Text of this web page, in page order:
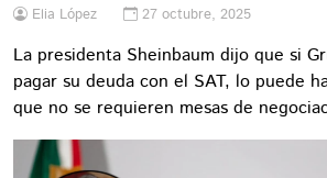
Elia López 27 octubre, 2025
La presidenta Sheinbaum dijo que si
pagar su deuda con el SAT, lo puede
que no se requieren mesas de